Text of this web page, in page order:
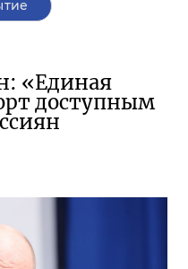
«Единая
доступным